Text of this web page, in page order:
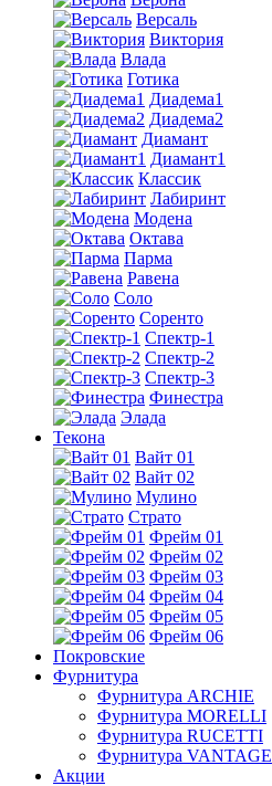
Версаль
Виктория
Влада
Готика
Диадема1
Диадема2
Диамант
Диамант1
Классик
Лабиринт
Модена
Октава
Парма
Равена
Соло
Соренто
Спектр-1
Спектр-2
Спектр-3
Финестра
Элада
Текона
Вайт 01
Вайт 02
Мулино
Страто
Фрейм 01
Фрейм 02
Фрейм 03
Фрейм 04
Фрейм 05
Фрейм 06
Покровские
Фурнитура
Фурнитура ARCHIE
Фурнитура MORELLI
Фурнитура RUCETTI
Фурнитура VANTAGE
Акции